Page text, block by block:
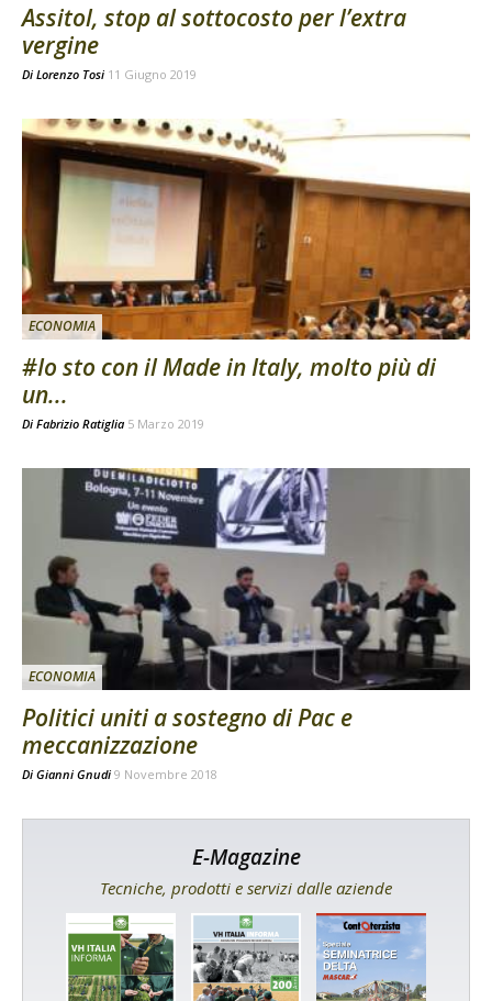
Assitol, stop al sottocosto per l’extra
vergine
Di Lorenzo Tosi 11 Giugno 2019
ECONOMIA
#Io sto con il Made in Italy, molto più di
un...
Di Fabrizio Ratiglia 5 Marzo 2019
ECONOMIA
Politici uniti a sostegno di Pac e
meccanizzazione
Di Gianni Gnudi 9 Novembre 2018
E-Magazine
Tecniche, prodotti e servizi dalle aziende